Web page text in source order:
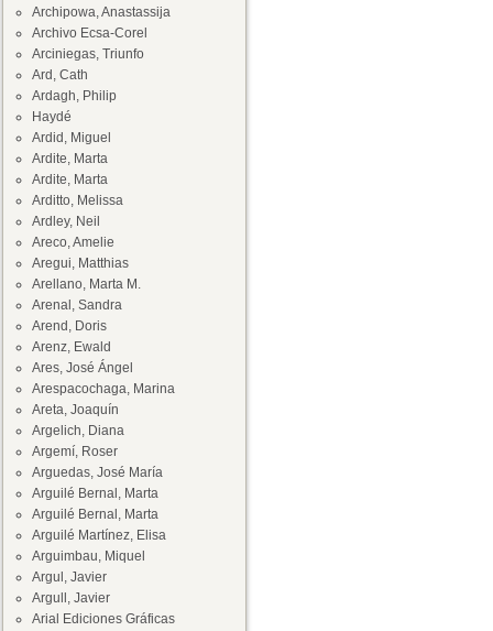
Archipowa, Anastassija
Archivo Ecsa-Corel
Arciniegas, Triunfo
Ard, Cath
Ardagh, Philip
Haydé
Ardid, Miguel
Ardite, Marta
Ardite, Marta
Arditto, Melissa
Ardley, Neil
Areco, Amelie
Aregui, Matthias
Arellano, Marta M.
Arenal, Sandra
Arend, Doris
Arenz, Ewald
Ares, José Ángel
Arespacochaga, Marina
Areta, Joaquín
Argelich, Diana
Argemí, Roser
Arguedas, José María
Arguilé Bernal, Marta
Arguilé Bernal, Marta
Arguilé Martínez, Elisa
Arguimbau, Miquel
Argul, Javier
Argull, Javier
Arial Ediciones Gráficas